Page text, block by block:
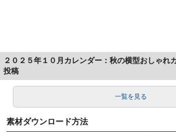
２０２５年１０月カレンダー：秋の横型おしゃれ
投稿
一覧を見る
素材ダウンロード方法